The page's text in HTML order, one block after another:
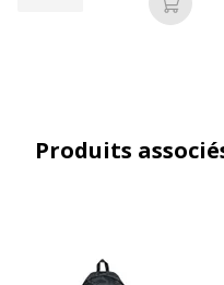
Référence produit
Produits